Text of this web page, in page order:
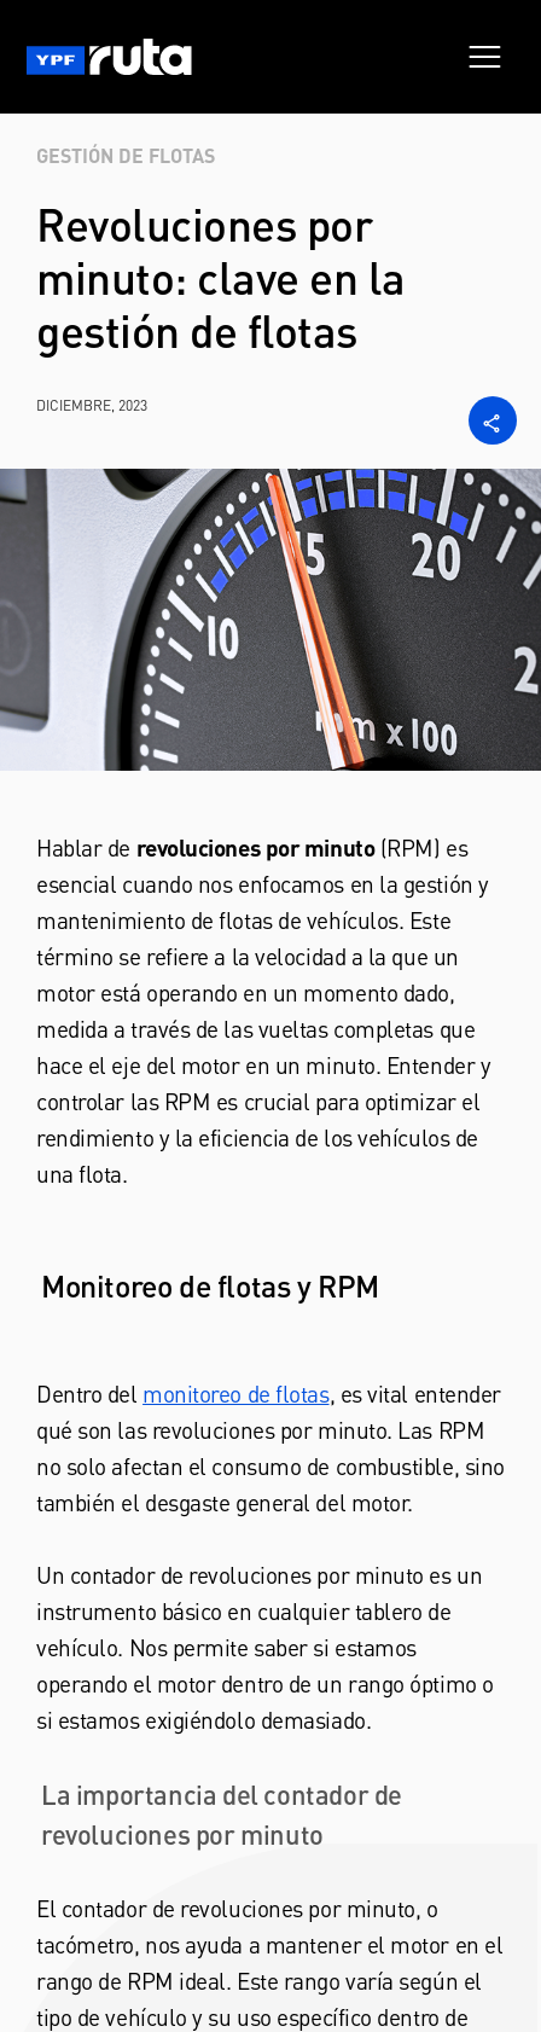
GESTIÓN DE FLOTAS
Revoluciones por
minuto: clave en la
gestión de flotas
DICIEMBRE, 2023
Hablar de revoluciones por minuto(RPM) es
esencial cuando nos enfocamos en la gestión y
mantenimiento de flotas de vehículos. Este
término se refiere a la velocidad a la que un
motor está operando en un momento dado,
medida a través de las vueltas completas que
hace el eje del motor en un minuto. Entender y
controlar las RPM es crucial para optimizar el
rendimiento y la eficiencia de los vehículos de
una flota.
Monitoreo de flotas y RPM
Dentro del monitoreo de flotas, es vital entender
qué son las revoluciones por minuto. Las RPM
no solo afectan el consumo de combustible, sino
también el desgaste general del motor.
Un contador de revoluciones por minuto es un
instrumento básico en cualquier tablero de
vehículo. Nos permite saber si estamos
operando el motor dentro de un rango óptimo o
si estamos exigiéndolo demasiado.
La importancia del contador de
revoluciones por minuto
El contador de revoluciones por minuto, o
tacómetro, nos ayuda a mantener el motor en el
rango de RPM ideal. Este rango varía según el
tipo de vehículo y su uso específico dentro de